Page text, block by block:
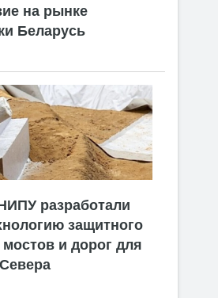
на рынке
Беларусь
разработали
защитного
и дорог для